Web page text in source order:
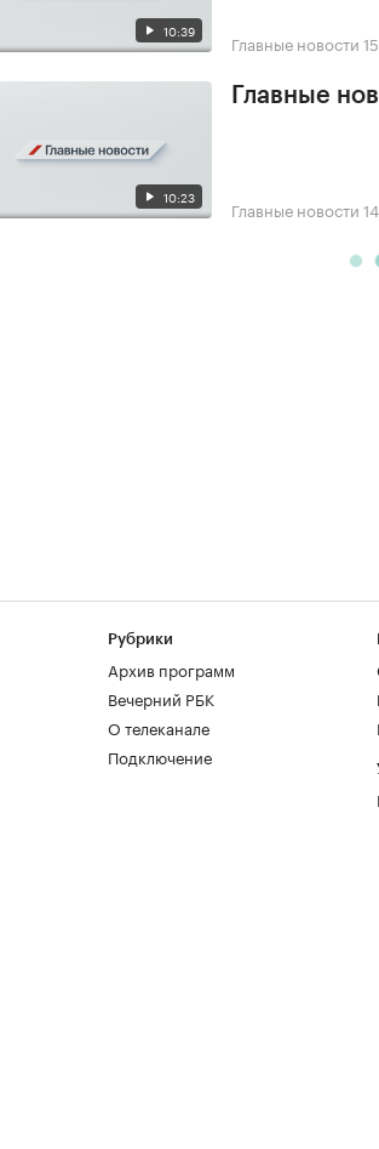
10:39 Главные новости
10:23
Главные
Главные новости
Рубрики
Архив программ
Вечерний РБК
О телеканале
Подключение